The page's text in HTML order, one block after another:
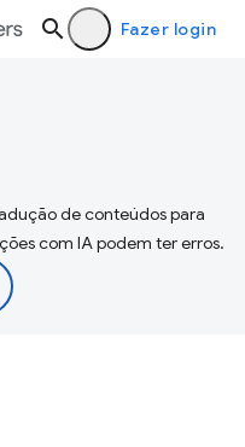
Fazer login
de conteúdos para
com IA podem ter erros.